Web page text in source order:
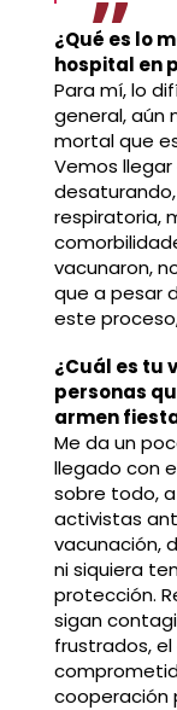
¿Qué es lo
hospital en
Para mí, lo
general, aún
mortal que
Vemos
respiratoria,
vacunaron,
que a pesar
este
¿Cuál es tu
personas
armen
Me da un
llegado con
sobre todo,
activistas
vacunación,
ni siquiera
protección.
sigan
frustrados,
cooperación